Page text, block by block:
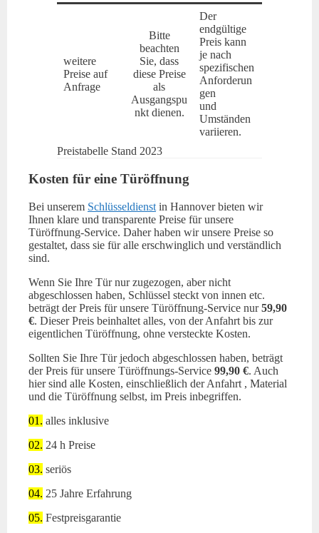
weitere
Preise auf
Anfrage
Bitte
beachten
Sie, dass
diese Preise
als
Ausgangspu
nkt dienen.
Der
endgültige
Preis kann
je nach
spezifischen
Anforderun
gen
und
Umständen
variieren.
Preistabelle Stand 2023
Kosten für eine Türöffnung
Bei unserem Schlüsseldienst in Hannover bieten wir
Ihnen klare und transparente Preise für unsere
Türöffnung-Service. Daher haben wir unsere Preise so
gestaltet, dass sie für alle erschwinglich und verständlich
sind.
Wenn Sie Ihre Tür nur zugezogen, aber nicht
abgeschlossen haben, Schlüssel steckt von innen etc.
beträgt der Preis für unsere Türöffnung-Service nur59,90
€. Dieser Preis beinhaltet alles, von der Anfahrt bis zur
eigentlichen Türöffnung, ohne versteckte Kosten.
Sollten Sie Ihre Tür jedoch abgeschlossen haben, beträgt
der Preis für unsere Türöffnungs-Service 99,90 €. Auch
hier sind alle Kosten, einschließlich der Anfahrt , Material
und die Türöffnung selbst, im Preis inbegriffen.
01. alles inklusive
02. 24 h Preise
03. seriös
04. 25 Jahre Erfahrung
05. Festpreisgarantie